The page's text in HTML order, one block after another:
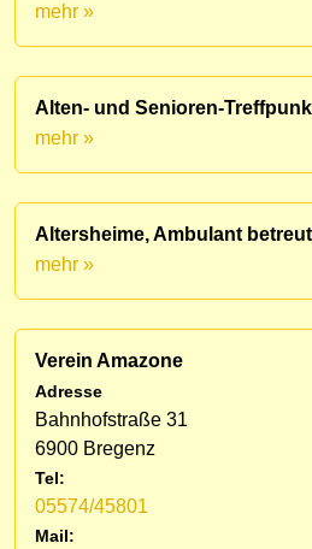
mehr »
Alten- und Senioren-
mehr »
Altersheime, Ambulant
mehr »
Verein Amazone
Adresse
Bahnhofstraße 31
6900 Bregenz
Tel:
05574/45801
Mail: